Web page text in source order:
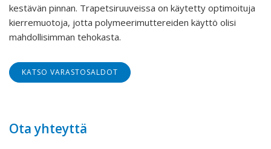
kestävän pinnan. Trapetsiruuveissa on käytetty optimoituja
kierremuotoja, jotta polymeerimuttereiden käyttö olisi
mahdollisimman tehokasta.
KATSO VARASTOSALDOT
Ota yhteyttä